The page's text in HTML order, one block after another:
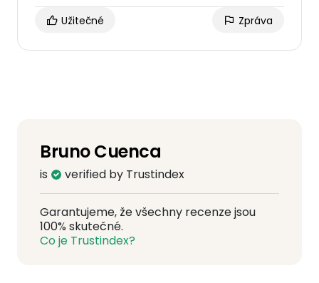
Užitečné Zpráva
Bruno Cuenca
is verified by Trustindex
Garantujeme, že všechny recenze jsou
100% skutečné.
Co je Trustindex?